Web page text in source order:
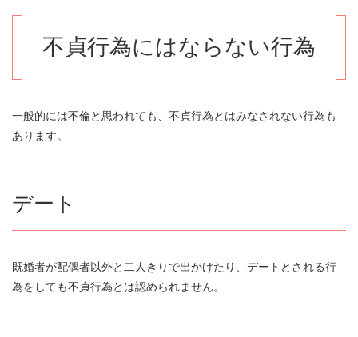
不貞行為にはならない行為
一般的には不倫と思われても、不貞行為とはみなされない行為も
あります。
デート
既婚者が配偶者以外と二人きりで出かけたり、デートとされる行
為をしても不貞行為とは認められません。